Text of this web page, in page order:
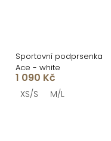
Sportovní podprsenka
Ace - white
1 090 Kč
XS/S M/L